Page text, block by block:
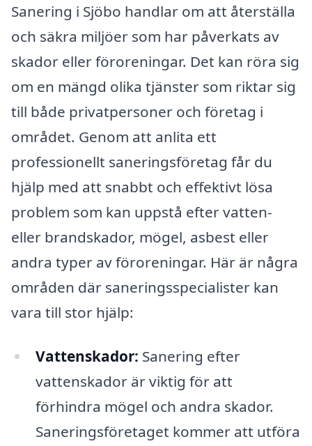
Sanering i Sjöbo handlar om att återställa
och säkra miljöer som har påverkats av
skador eller föroreningar. Det kan röra sig
om en mängd olika tjänster som riktar sig
till både privatpersoner och företag i
området. Genom att anlita ett
professionellt saneringsföretag får du
hjälp med att snabbt och effektivt lösa
problem som kan uppstå efter vatten-
eller brandskador, mögel, asbest eller
andra typer av föroreningar. Här är några
områden där saneringsspecialister kan
vara till stor hjälp:
Vattenskador: Sanering efter
vattenskador är viktig för att
förhindra mögel och andra skador.
Saneringsföretaget kommer att utföra